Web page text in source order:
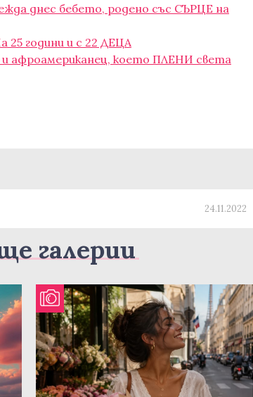
днес бебето, родено със СЪРЦЕ на
25 години и с 22 ДЕЦА
афроамериканец, което ПЛЕНИ света
24.11.2022
галерии